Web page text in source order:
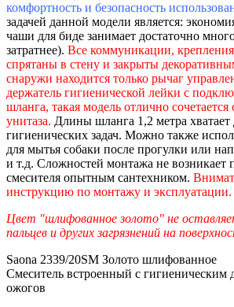
комфортность и безопасность
задачей данной модели является:
чаши для биде занимает достаточно
затратнее). Все коммуникации,
спрятаны в стену и закрыты
снаружи находится только рычаг
держатель гигиенической лейки с
шланга, такая модель отлично
унитаза. Длины шланга 1,2 метра
гигиенических задач. Можно также
для мытья собаки после прогулки или
и т.д. Сложностей монтажа не возникает
смесителя опытным сантехником.
инструкцию по монтажу и эксплуатации.
Цвет "шлифованное золото" не
пальцев и других загрязнений на
Saona 2339/20SM Золото шлифованное
Смеситель встроенный с гигиеническим
ожогов